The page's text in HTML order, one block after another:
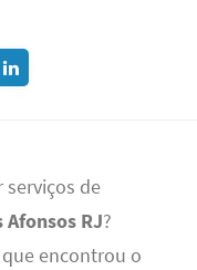
serviços de
RJ?
encontrou o